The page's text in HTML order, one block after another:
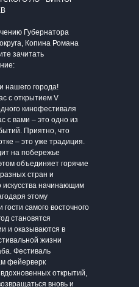
Губернатора
Копина Романа
зачитать
нашего города!
с открытием V
кинофестиваля
с вами – это одно из
Приятно, что
– это уже традиция.
на побережье
объединяет горячие
стран и
искусства начинающим
этому
самого восточного
становятся
и оказываются в
жизни
Фестиваль
фейерверк
открытий,
вновь и